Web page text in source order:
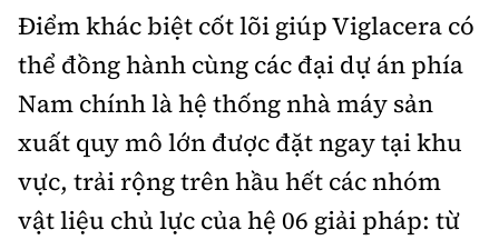
Điểm khác biệt cốt lõi giúp Viglacera có
thể đồng hành cùng các đại dự án phía
Nam chính là hệ thống nhà máy sản
xuất quy mô lớn được đặt ngay tại khu
vực, trải rộng trên hầu hết các nhóm
vật liệu chủ lực của hệ 06 giải pháp: từ